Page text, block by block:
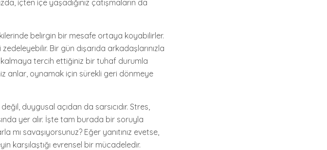
içten içe yaşadığınız çatışmaların da
belirgin bir mesafe ortaya koyabilirler.
Bir gün dışarıda arkadaşlarınızla
tercih ettiğiniz bir tuhaf durumla
anlar, oynamak için sürekli geri dönmeye
duygusal açıdan da sarsıcıdır. Stres,
yer alır. İşte tam burada bir soruyla
mı savaşıyorsunuz? Eğer yanıtınız evetse,
karşılaştığı evrensel bir mücadeledir.